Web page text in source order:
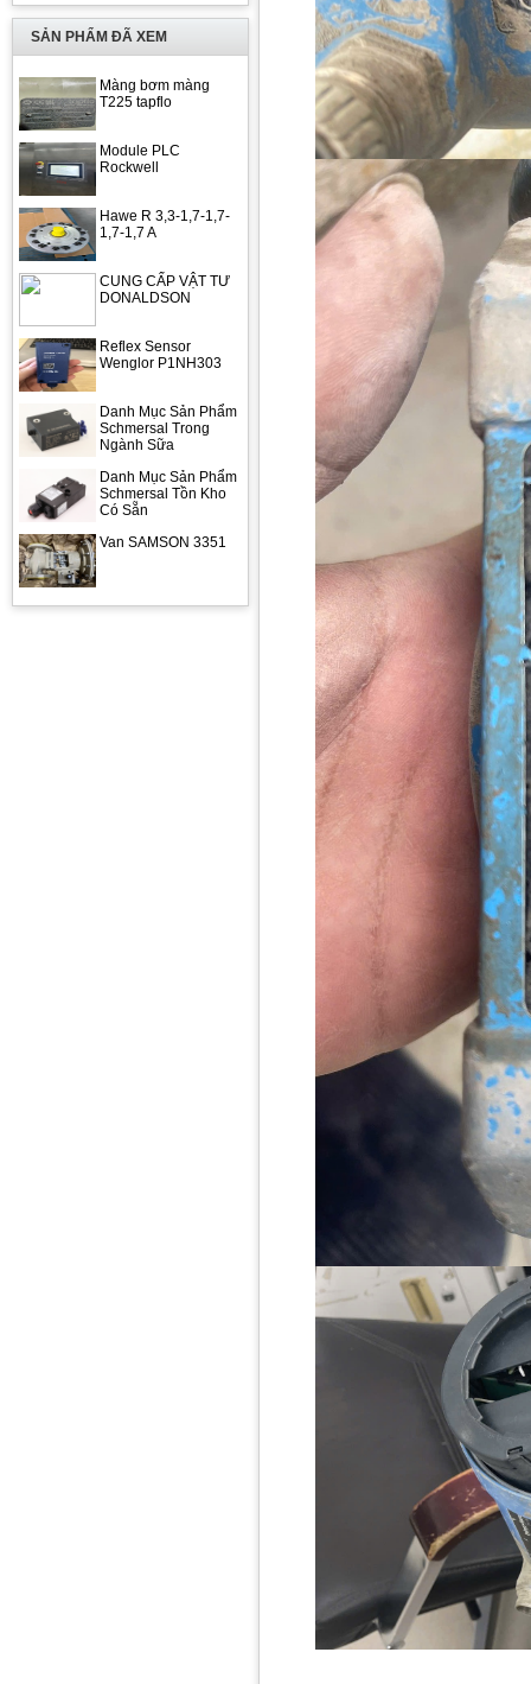
SẢN PHẨM ĐÃ XEM
Màng bơm màng
T225 tapflo
Module PLC
Rockwell
Hawe R 3,3-1,7-1,7-
1,7-1,7 A
CUNG CẤP VẬT TƯ
DONALDSON
Reflex Sensor
Wenglor P1NH303
Danh Mục Sản Phẩm
Schmersal Trong
Ngành Sữa
Danh Mục Sản Phẩm
Schmersal Tồn Kho
Có Sẵn
Van SAMSON 3351